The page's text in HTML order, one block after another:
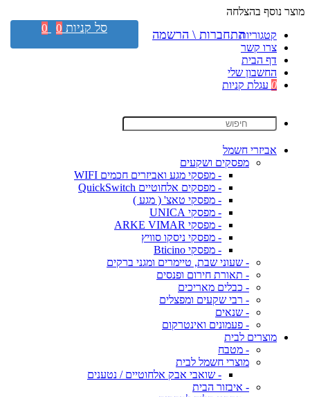
מוצר נוסף בהצלחה
קטגוריות
צרו קשר
דף הבית
החשבון שלי
0 עגלת קניות
אביזרי חשמל
מפסקים ושקעים
- מפסקי מגע ואביזרים חכמים WIFI
- מפסקים אלחוטיים QuickSwitch
- מפסקי טאצ' ( מגע )
- מפסקי UNICA
- מפסקי ARKE VIMAR
- מפסקי ניסקו סוויץ
- מפסקי Bticino
- שעוני שבת, טיימרים ומגני ברקים
- תאורת חירום ופנסים
- כבלים מאריכים
- רבי שקעים ומפצלים
- שנאים
- פעמונים ואינטרקום
מוצרים לבית
- מטבח
מוצרי חשמל לבית
- שואבי אבק אלחוטיים / נטענים
- איבזור הבית
התחברות \ הרשמה סל קניות 0
0